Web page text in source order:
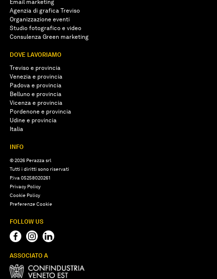
Email marketing
Agenzia di grafica Treviso
Organizzazione eventi
Studio fotografico e video
Consulenza Green marketing
DOVE LAVORIAMO
Treviso e provincia
Venezia e provincia
Padova e provincia
Belluno e provincia
Vicenza e provincia
Pordenone e provincia
Udine e provincia
Italia
INFO
© 2026 Perazza srl
Tutti i diritti sono riservati
P.iva 05258020261
Privacy Policy
Cookie Policy
Preferenze Cookie
FOLLOW US
ASSOCIATO A